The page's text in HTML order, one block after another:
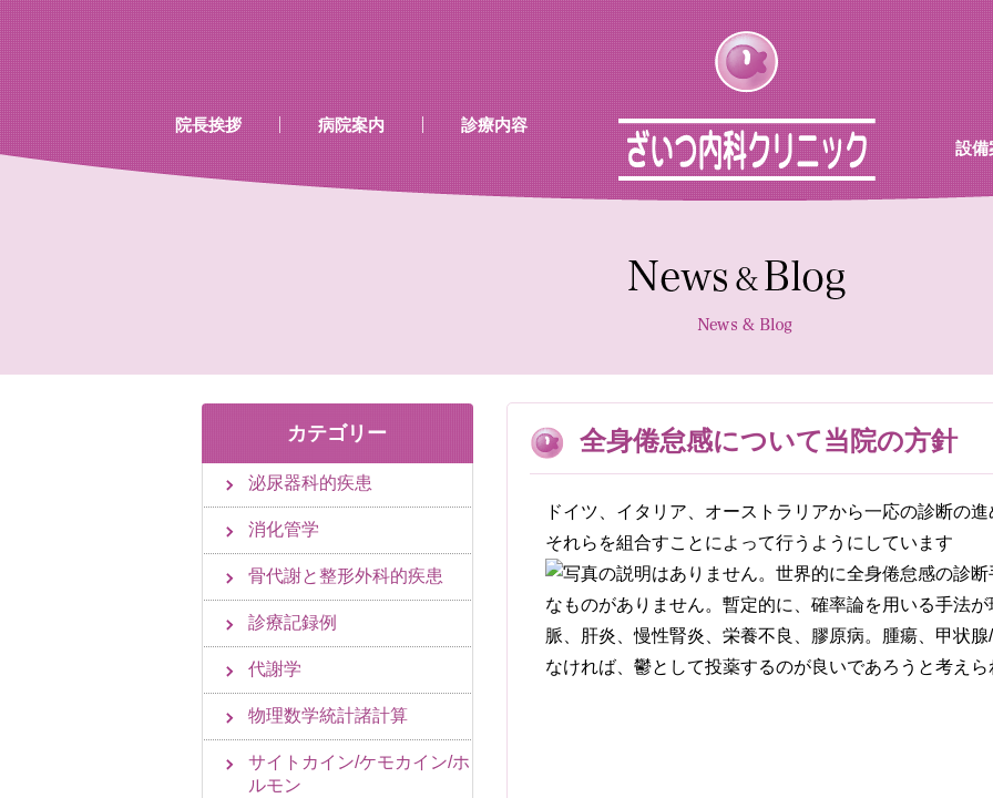
院長挨拶
病院案内
診療時間
当院で行える検診
当院で取り扱いのあるワクチン
診療内容
設備
待合
診察室
採血機
エコー
レント
…既存のコード……既存のコード…
全身倦怠感について当院の方針
ドイツ、イタリア、オーストラリアから一応の診断の
それらを組合すことによって行うようにしています
世界的に全身倦怠感の診
なものがありません。暫定的に、確率論を用いる手法
脈、肝炎、慢性腎炎、栄養不良、膠原病。腫瘍、甲状
なければ、鬱として投薬するのが良いであろうと考えら
カテゴリー
泌尿器科的疾患
消化管学
骨代謝と整形外科的疾患
診療記録例
代謝学
物理数学統計諸計算
サイトカイン/ケモカイン/ホ
ルモン